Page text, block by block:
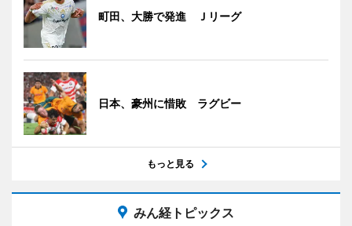
町田、大勝で発進 Ｊリーグ
日本、豪州に惜敗 ラグビー
もっと見る
みん経トピックス